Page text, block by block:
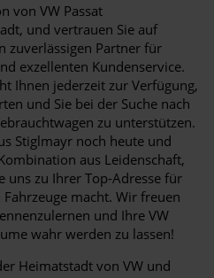
von VW Passat
und vertrauen Sie auf
zuverlässigen Partner für
exzellenten Kundenservice.
Ihnen jederzeit zur Verfügung,
und Sie bei der Suche nach
zu unterstützen.
Stiglmayr noch heute und
aus Leidenschaft,
uns zu Ihrer Top-Adresse für
macht. Wir freuen
und Ihre VW
wahr werden zu lassen!
Heimatstadt von VW und